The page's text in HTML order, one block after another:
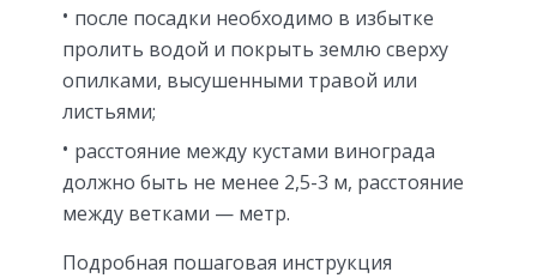
после посадки необходимо в избытке
пролить водой и покрыть землю сверху
опилками, высушенными травой или
листьями;
расстояние между кустами винограда
должно быть не менее 2,5-3 м, расстояние
между ветками — метр.
Подробная пошаговая инструкция